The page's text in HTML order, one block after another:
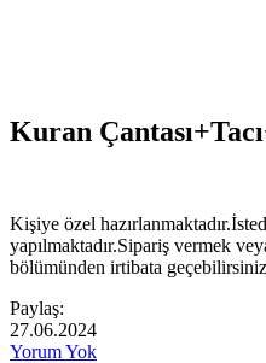
Kuran
Kişiye özel
yapılmaktadır.Sipariş vermek
bölümünden irtibata
Paylaş:
27.06.2024
Yorum Yok